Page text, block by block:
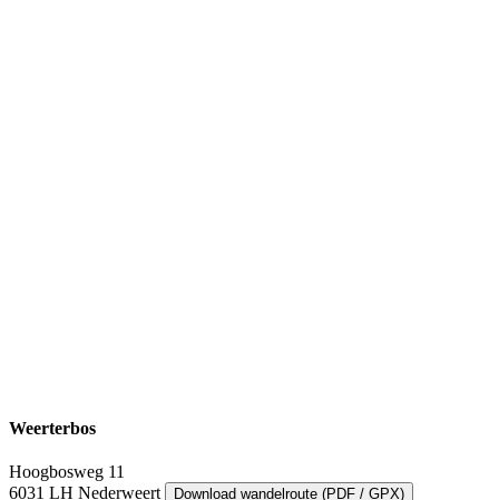
Weerterbos
Hoogbosweg 11
6031 LH Nederweert
Download wandelroute (PDF / GPX)